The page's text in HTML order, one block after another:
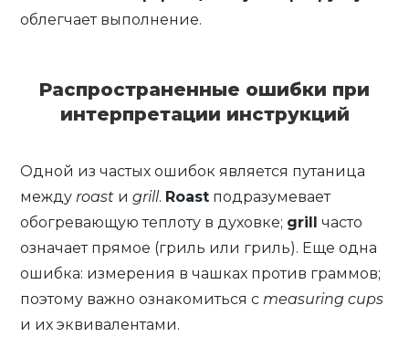
облегчает выполнение.
Распространенные ошибки при
интерпретации инструкций
Одной из частых ошибок является путаница
междуroast иgrill. Roast подразумевает
обогревающую теплоту в духовке; grill часто
означает прямое (гриль или гриль). Еще одна
ошибка: измерения в чашках против граммов;
поэтому важно ознакомиться сmeasuring cups
и их эквивалентами.